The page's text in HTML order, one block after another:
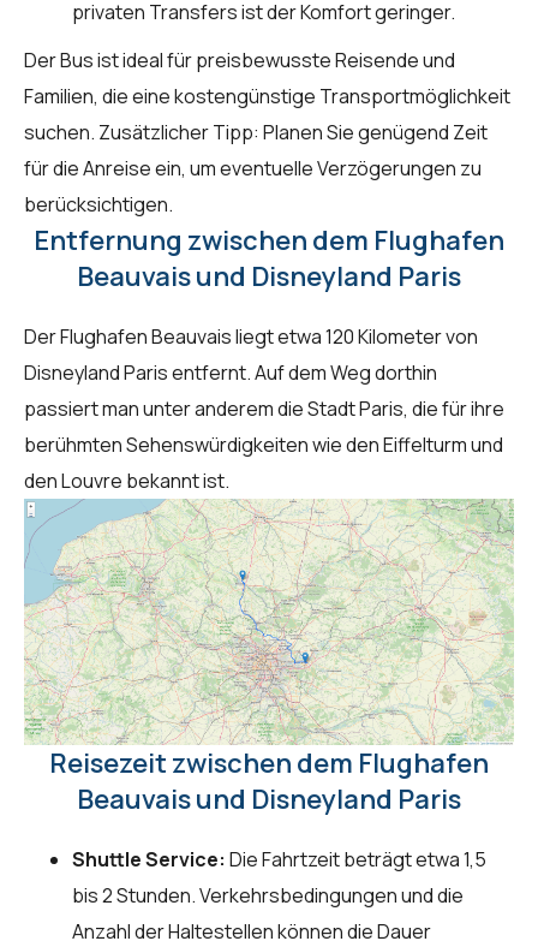
privaten Transfers ist der Komfort geringer.
Der Bus ist ideal für preisbewusste Reisende und
Familien, die eine kostengünstige Transportmöglichkeit
suchen. Zusätzlicher Tipp: Planen Sie genügend Zeit
für die Anreise ein, um eventuelle Verzögerungen zu
berücksichtigen.
Entfernung zwischen dem Flughafen
Beauvais und Disneyland Paris
Der Flughafen Beauvais liegt etwa 120 Kilometer von
Disneyland Paris entfernt. Auf dem Weg dorthin
passiert man unter anderem die Stadt Paris, die für ihre
berühmten Sehenswürdigkeiten wie den Eiffelturm und
den Louvre bekannt ist.
Reisezeit zwischen dem Flughafen
Beauvais und Disneyland Paris
Shuttle Service: Die Fahrtzeit beträgt etwa 1,5
bis 2 Stunden. Verkehrsbedingungen und die
Anzahl der Haltestellen können die Dauer